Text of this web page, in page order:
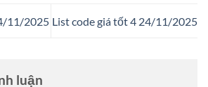
11/2025 List code giá tốt 4 24/11/2025
luận